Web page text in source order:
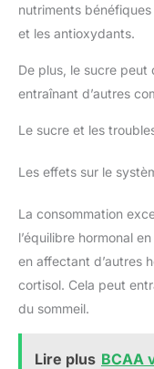
nutriments
et les antioxydants.
De plus, le sucre peut
entraînant d’autres
Le sucre et les
Les effets sur le
La consommation
l’équilibre hormonal
en affectant d’autres
cortisol. Cela peut
du sommeil.
Lire plus BCAA